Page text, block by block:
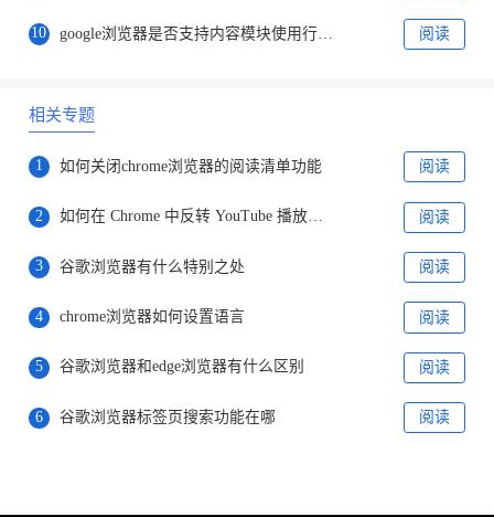
10 google浏览器是否支持内容模块使用行为画像生成 阅读
相关专题
1 如何关闭chrome浏览器的阅读清单功能 阅读
2 如何在 Chrome 中反转 YouTube 播放列表? 阅读
3 谷歌浏览器有什么特别之处 阅读
4 chrome浏览器如何设置语言 阅读
5 谷歌浏览器和edge浏览器有什么区别 阅读
6 谷歌浏览器标签页搜索功能在哪 阅读